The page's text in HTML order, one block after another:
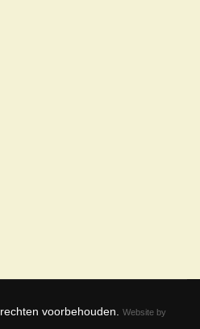
voorbehouden. Website by